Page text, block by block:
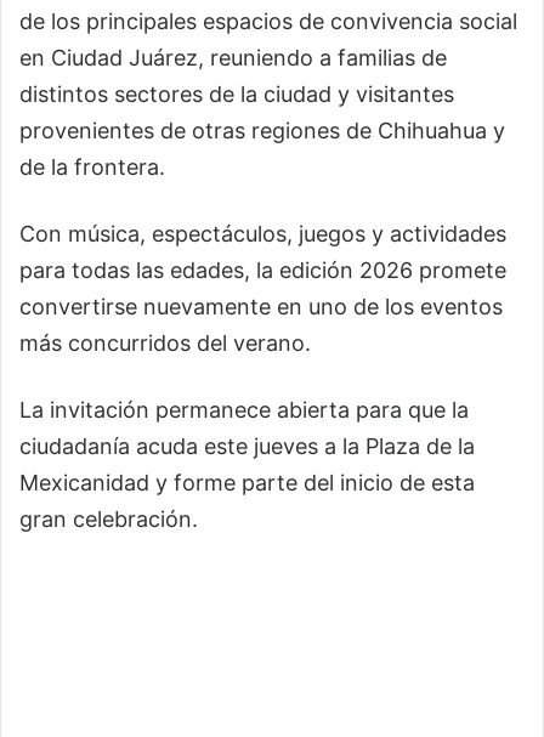
de los principales espacios de convivencia social
en Ciudad Juárez, reuniendo a familias de
distintos sectores de la ciudad y visitantes
provenientes de otras regiones de Chihuahua y
de la frontera.
Con música, espectáculos, juegos y actividades
para todas las edades, la edición 2026 promete
convertirse nuevamente en uno de los eventos
más concurridos del verano.
La invitación permanece abierta para que la
ciudadanía acuda este jueves a la Plaza de la
Mexicanidad y forme parte del inicio de esta
gran celebración.